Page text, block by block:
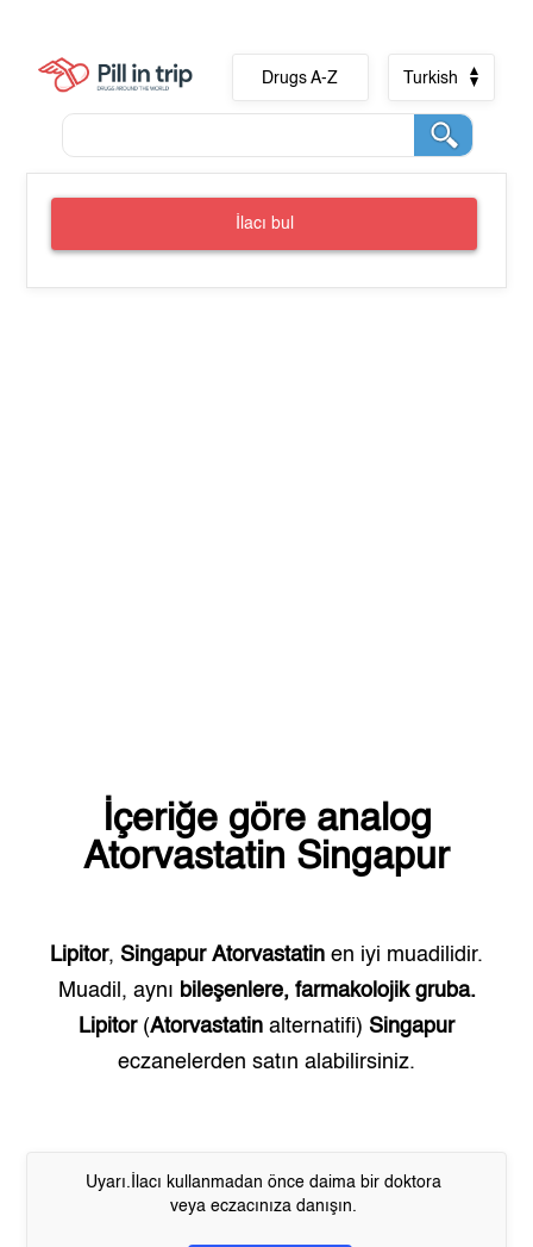
Drugs A-Z Turkish
İlacı bul
İçeriğe göre analog
Atorvastatin Singapur
Lipitor, Singapur Atorvastatin en iyi muadilidir.
Muadil, aynı bileşenlere, farmakolojik gruba.
Lipitor(Atorvastatin alternatifi) Singapur
eczanelerden satın alabilirsiniz.
Uyarı.İlacı kullanmadan önce daima bir doktora
veya eczacınıza danışın.